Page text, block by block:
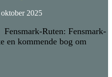
2025
Ruten: Fensmark-
kommende bog om